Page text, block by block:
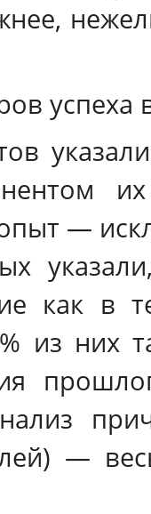
—
как в
из них
—